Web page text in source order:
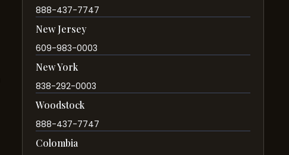
888-437-7747
New Jersey
609-983-0003
New York
838-292-0003
Woodstock
888-437-7747
Colombia